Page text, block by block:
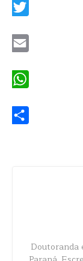
Doutoranda